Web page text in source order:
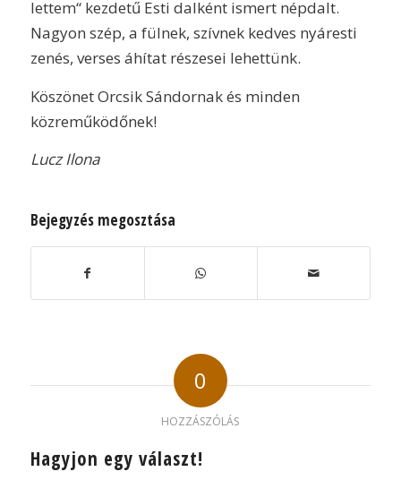
lettem“ kezdetű Esti dalként ismert népdalt.
Nagyon szép, a fülnek, szívnek kedves nyáresti
zenés, verses áhítat részesei lehettünk.
Köszönet Orcsik Sándornak és minden
közreműködőnek!
Lucz Ilona
Bejegyzés megosztása
0
HOZZÁSZÓLÁS
Hagyjon egy választ!